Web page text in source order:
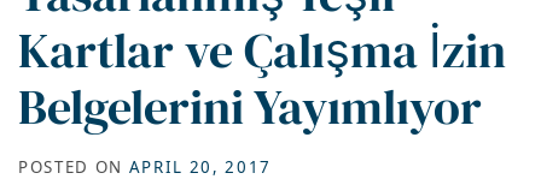
Kartlar ve Çalışma İzin
Belgelerini Yayımlıyor
POSTED ON APRIL 20, 2017